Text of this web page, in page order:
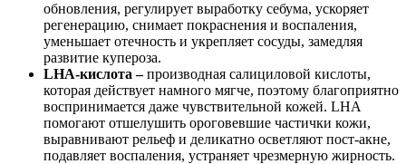
обновления, регулирует выработку себума, ускоряет
регенерацию, снимает покраснения и воспаления,
уменьшает отечность и укрепляет сосуды, замедляя
развитие купероза.
LHA-кислота –производная салициловой кислоты,
которая действует намного мягче, поэтому благоприятно
воспринимается даже чувствительной кожей. LHA
помогают отшелушить ороговевшие частички кожи,
выравнивают рельеф и деликатно осветляют пост-акне,
подавляет воспаления, устраняет чрезмерную жирность.